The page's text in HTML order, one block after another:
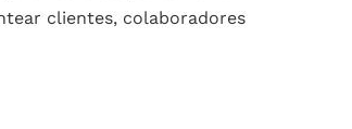
clientes, colaboradores